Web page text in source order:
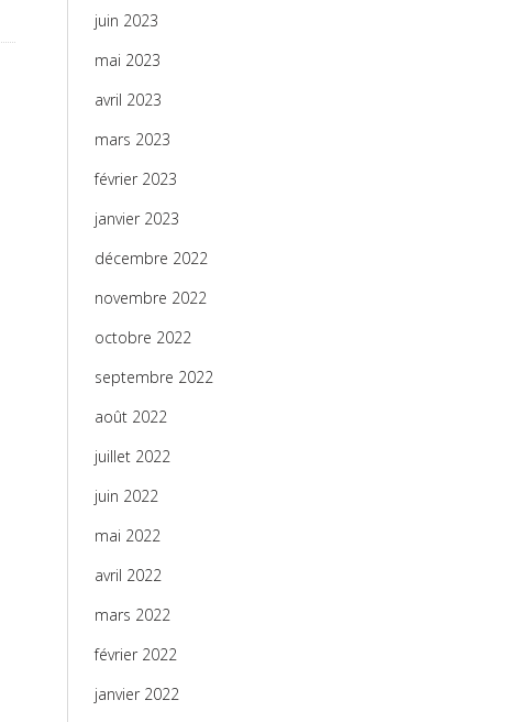
juin 2023
mai 2023
avril 2023
mars 2023
février 2023
janvier 2023
décembre 2022
novembre 2022
octobre 2022
septembre 2022
août 2022
juillet 2022
juin 2022
mai 2022
avril 2022
mars 2022
février 2022
janvier 2022